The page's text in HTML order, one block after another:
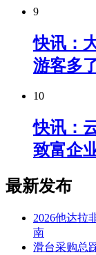
9
快讯：
游客多
10
快讯：
致富企
最新发布
2026他达拉
南
滑台采购总